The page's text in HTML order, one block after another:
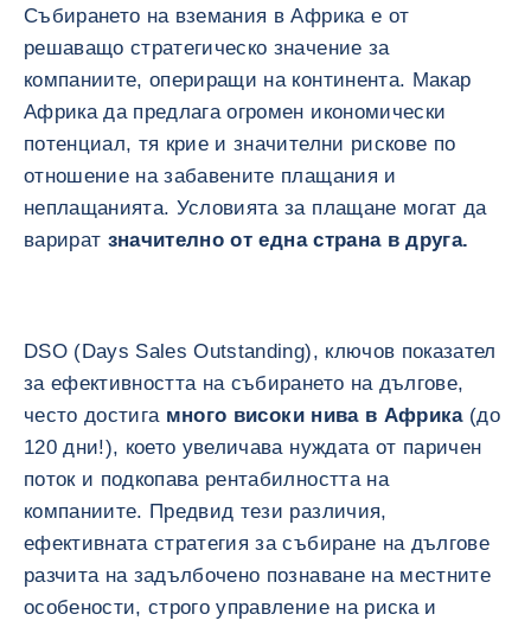
Събирането на вземания в Африка е от
решаващо стратегическо значение за
компаниите, опериращи на континента. Макар
Африка да предлага огромен икономически
потенциал, тя крие и значителни рискове по
отношение на забавените плащания и
неплащанията. Условията за плащане могат да
варират значително от една страна в друга.
DSO (Days Sales Outstanding), ключов показател
за ефективността на събирането на дългове,
често достига много високи нива в Африка(до
120 дни!), което увеличава нуждата от паричен
поток и подкопава рентабилността на
компаниите. Предвид тези различия,
ефективната стратегия за събиране на дългове
разчита на задълбочено познаване на местните
особености, строго управление на риска и